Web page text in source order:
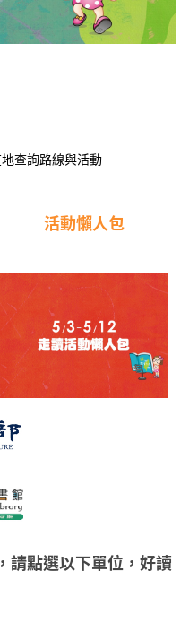
查詢路線與活動
活動懶人包
請點選以下單位，好讀